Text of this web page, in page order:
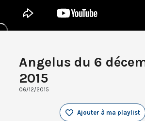
Angelus du 6
2015
06/12/2015
Ajouter à ma playlist